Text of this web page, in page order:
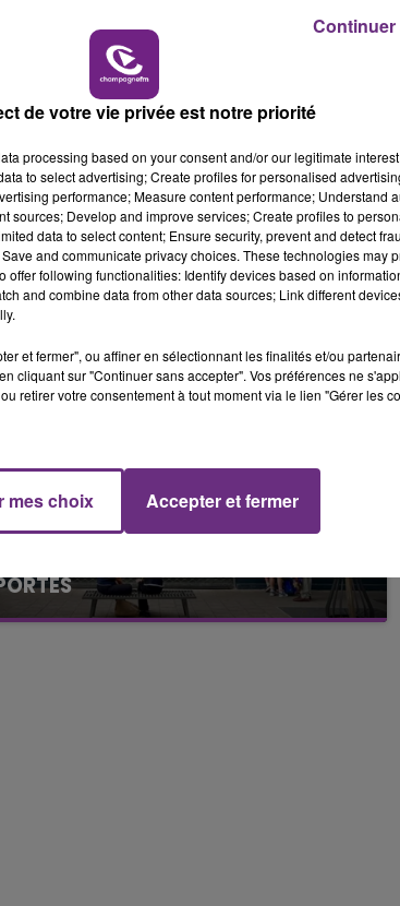
l'une des institutions du centre-ville
11h00 - 16h00
Le week-end Champagne FM
de votre vie privée est notre priorité
processing based on your consent and/or our legitimate
to select advertising; Create profiles for personalised
performance; Measure content performance; Understand
sources; Develop and improve services; Create profiles to
data to select content; Ensure security, prevent and detect
and communicate privacy choices. These technologies may
offer following functionalities: Identify devices based on
and combine data from other data sources; Link different
et fermer", ou affiner en sélectionnant les finalités et/ou
cliquant sur "Continuer sans accepter". Vos préférences ne
retirer votre consentement à tout moment via le lien "Gérer les
mes choix Accepter et fermer